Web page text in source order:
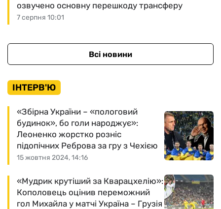
7 серпня 10:01
озвучено основну перешкоду трансферу
Всі новини
ІНТЕРВ'Ю
15 жовтня 2024, 14:16
«Збірна України – «пологовий
будинок», бо голи народжує»:
Леоненко жорстко розніс
підопічних Реброва за гру з Чехією
«Мудрик крутіший за Кварацхелію»:
Кополовець оцінив переможний
гол Михайла у матчі Україна – Грузія